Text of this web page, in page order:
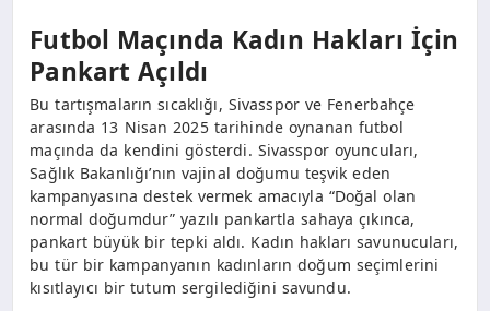
Futbol Maçında Kadın Hakları İçin
Pankart Açıldı
Bu tartışmaların sıcaklığı, Sivasspor ve Fenerbahçe
arasında 13 Nisan 2025 tarihinde oynanan futbol
maçında da kendini gösterdi. Sivasspor oyuncuları,
Sağlık Bakanlığı’nın vajinal doğumu teşvik eden
kampanyasına destek vermek amacıyla “Doğal olan
normal doğumdur” yazılı pankartla sahaya çıkınca,
pankart büyük bir tepki aldı. Kadın hakları savunucuları,
bu tür bir kampanyanın kadınların doğum seçimlerini
kısıtlayıcı bir tutum sergilediğini savundu.